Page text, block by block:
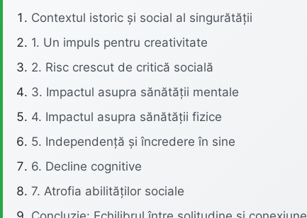
Contextul istoric și social al singurătății
1. Un impuls pentru creativitate
2. Risc crescut de critică socială
3. Impactul asupra sănătății mentale
4. Impactul asupra sănătății fizice
5. Independență și încredere în sine
6. Decline cognitive
7. Atrofia abilităților sociale